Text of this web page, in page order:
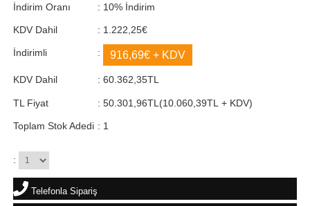
İndirim Oranı : %
10 İndirim
KDV Dahil : 1.222,25€
İndirimli : 916,69€+ KDV
KDV Dahil : 60.362,35TL
TL Fiyat : 50.301,96TL (10.060,39TL + KDV)
Toplam Stok Adedi : 1
:
Telefonla Sipariş